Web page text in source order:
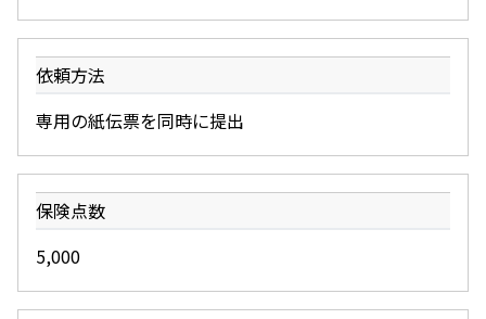
依頼方法
専用の紙伝票を同時に提出
保険点数
5,000